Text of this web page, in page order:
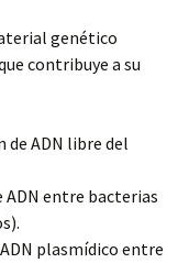
genético
contribuye a su
de ADN libre del
ADN entre bacterias
plasmídico entre